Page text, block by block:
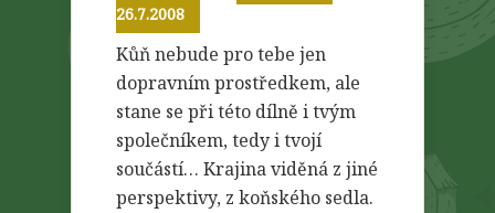
26.7.2008
Kůň nebude pro tebe jen
dopravním prostředkem, ale
stane se při této dílně i tvým
společníkem, tedy i tvojí
součástí… Krajina viděná z jiné
perspektivy, z koňského sedla.